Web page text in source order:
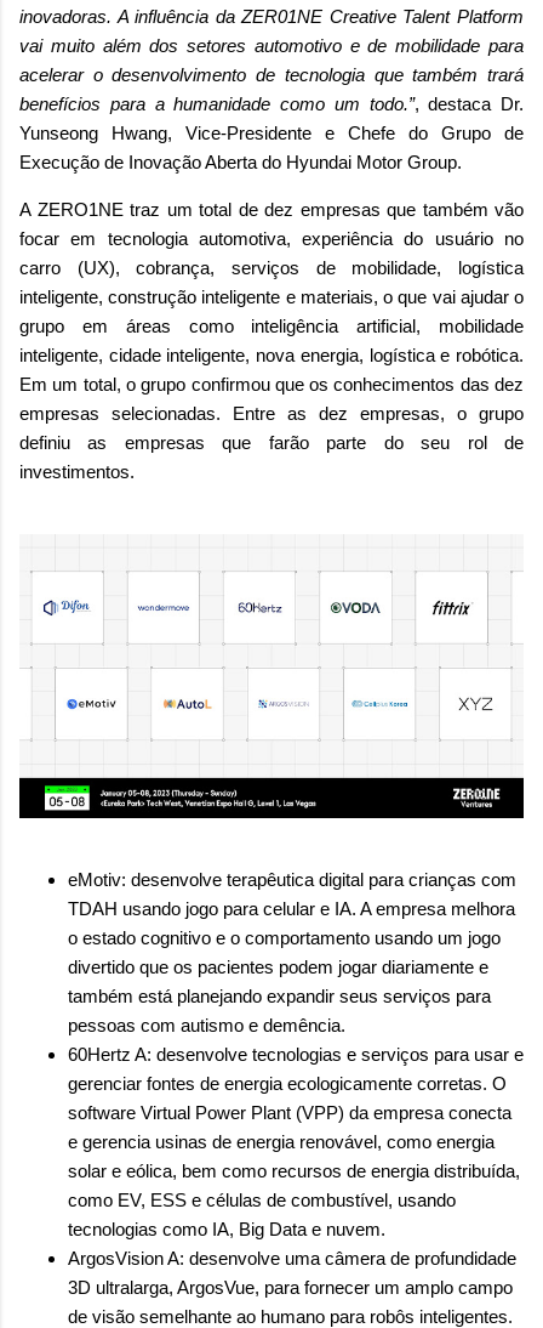
inovadoras. A influência da ZER01NE Creative Talent Platform
vai muito além dos setores automotivo e de mobilidade para
acelerar o desenvolvimento de tecnologia que também trará
benefícios para a humanidade como um todo.”, destaca Dr.
Yunseong Hwang, Vice-Presidente e Chefe do Grupo de
Execução de Inovação Aberta do Hyundai Motor Group.
A ZERO1NE traz um total de dez empresas que também vão
focar em tecnologia automotiva, experiência do usuário no
carro (UX), cobrança, serviços de mobilidade, logística
inteligente, construção inteligente e materiais, o que vai ajudar o
grupo em áreas como inteligência artificial, mobilidade
inteligente, cidade inteligente, nova energia, logística e robótica.
Em um total, o grupo confirmou que os conhecimentos das dez
empresas selecionadas. Entre as dez empresas, o grupo
definiu as empresas que farão parte do seu rol de
investimentos.
eMotiv: desenvolve terapêutica digital para crianças com
TDAH usando jogo para celular e IA. A empresa melhora
o estado cognitivo e o comportamento usando um jogo
divertido que os pacientes podem jogar diariamente e
também está planejando expandir seus serviços para
pessoas com autismo e demência.
60Hertz A: desenvolve tecnologias e serviços para usar e
gerenciar fontes de energia ecologicamente corretas. O
software Virtual Power Plant (VPP) da empresa conecta
e gerencia usinas de energia renovável, como energia
solar e eólica, bem como recursos de energia distribuída,
como EV, ESS e células de combustível, usando
tecnologias como IA, Big Data e nuvem.
ArgosVision A: desenvolve uma câmera de profundidade
3D ultralarga, ArgosVue, para fornecer um amplo campo
de visão semelhante ao humano para robôs inteligentes.